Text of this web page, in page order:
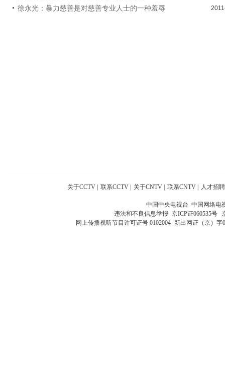
徐永光：暴力慈善是对慈善专业人士的一种羞辱
关于CCTV | 联系CCTV | 关于CNTV | 联系CNTV | 人才招聘
中国中央电视台 中国网络电
违法和不良信息举报 京ICP证060535号
网上传播视听节目许可证号 0102004 新出网证（京）